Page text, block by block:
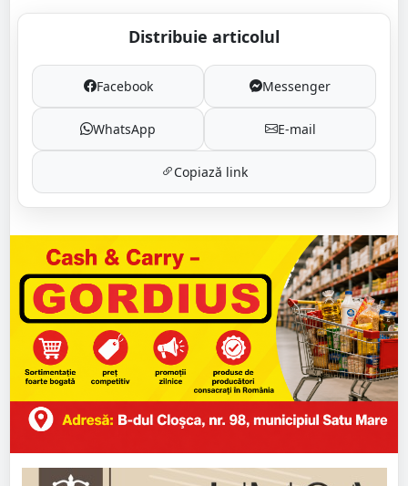
Distribuie articolul
Facebook Messenger
WhatsApp E-mail
Copiază link